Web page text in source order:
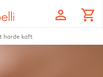
profile shopping_cart
harde kaft